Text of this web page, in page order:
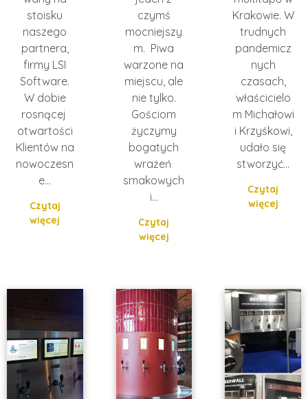
stoisku
naszego
partnera,
firmy LSI
Software.
W dobie
rosnącej
otwartości
Klientów na
nowoczesn
e…
Czytaj
więcej
czymś
mocniejszy
m. Piwa
warzone na
miejscu, ale
nie tylko.
Gościom
życzymy
bogatych
wrażeń
smakowych
i…
Czytaj
więcej
Krakowie. W
trudnych
pandemicz
nych
czasach,
właścicielo
m Michałowi
i Krzyśkowi,
udało się
stworzyć…
Czytaj
więcej